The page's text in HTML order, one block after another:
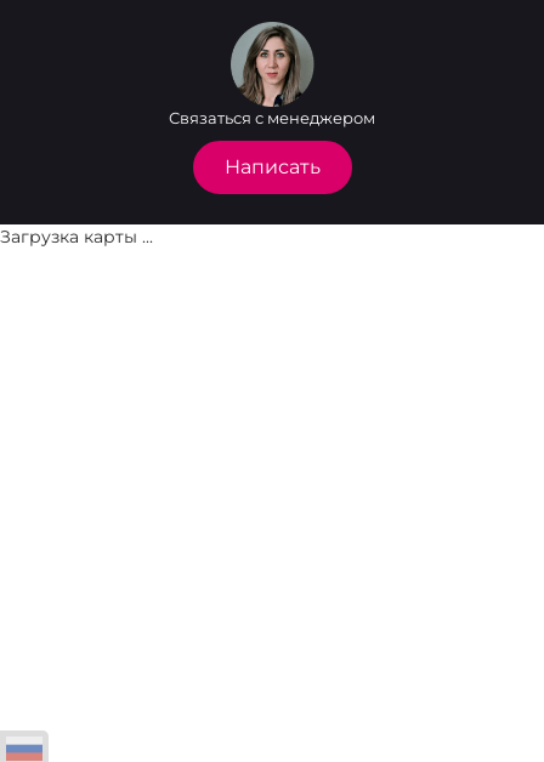
Связаться с менеджером
Написать
Загрузка карты ...